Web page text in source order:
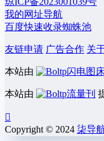
我的网址导航
百度快速收录蜘蛛池
友链申请 广告合作 关
本站由 闪电图
本站由 流量刊
Copyright © 2024 柒导